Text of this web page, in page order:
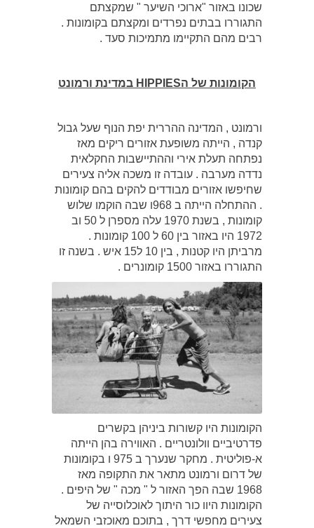
שכונו באזור "ארוכי השיער " שמקצתם
התגוררו בבתים נפרדים ומקצתם בקומונות .
רבים מהם התקיימו מתמיכות סעד .
הקומונות של הHIPPIES במדינת ורמונט
ורמונט , המדינה ההררית יפת הנוף שעל גבול
קנדה , הייתה משופעת אזורים ריקים מאז
נפתחה תעלת אירי וההתיישבות החקלאית
נדדה מערבה . עובדה זו משכה אליה צעירים
שחיפשו אזורים מבודדים להקים בהם קומונות
. ההתחלה הייתה ב 968ו שבה הוקמו שלוש
קומונות , בשנת 1970 עלה מספרן ל 50 וב
1972 היו באזור בין 60 ל 100 קומונות .
מרביתן היו קטנות , בין 10 ל15 איש . בשנה זו
התגוררו באזור 1500 קומונרים .
הקומונות היו קשורות ביניהן בקשרים
פדרטיביים וולונטריים . האווירה בהן הייתה
א-פוליטית . מחקר שנערך ב 975 ו בקומונות
של דרום ורמונט מתאר את התקופה מאז
1968 שבה הפך האזור ל " מכה " של היפים .
הקומונות היוו כור היתוך לאוכלוסייה של
צעירים מחפשי דרך , בתוכם מאוכזבי השמאל